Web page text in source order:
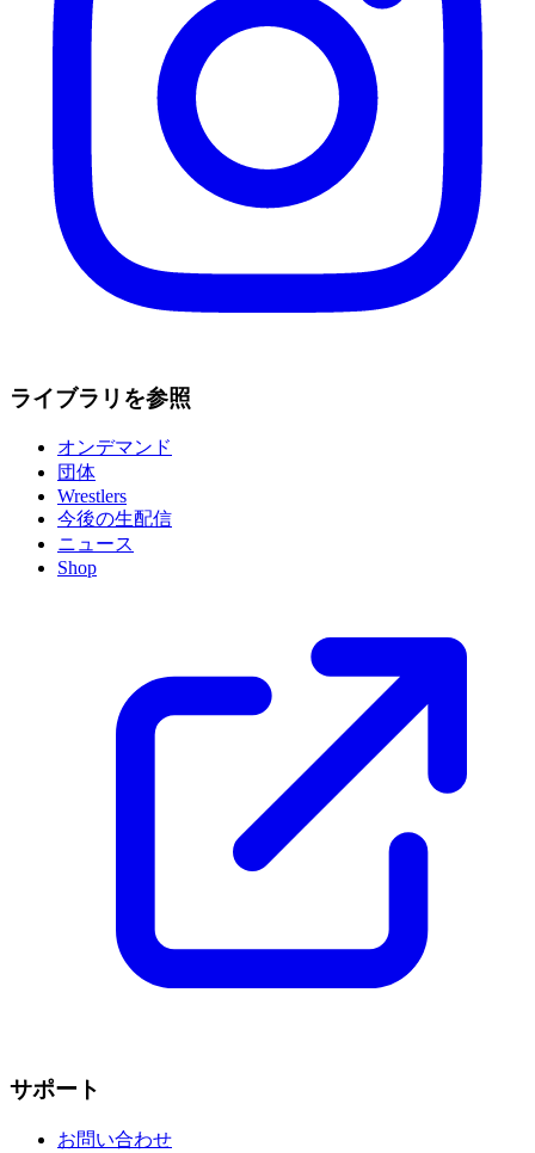
ライブラリを参照
オンデマンド
団体
Wrestlers
今後の生配信
ニュース
Shop
サポート
お問い合わせ